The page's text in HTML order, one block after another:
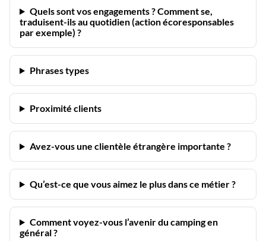
Quels sont vos engagements ? Comment se,
traduisent-ils au quotidien (action écoresponsables
par exemple) ?
Phrases types
Proximité clients
Avez-vous une clientèle étrangère importante ?
Qu’est-ce que vous aimez le plus dans ce métier ?
Comment voyez-vous l’avenir du camping en
général ?